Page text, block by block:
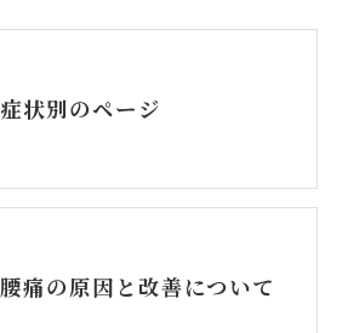
症状別のページ
腰痛の原因と改善について